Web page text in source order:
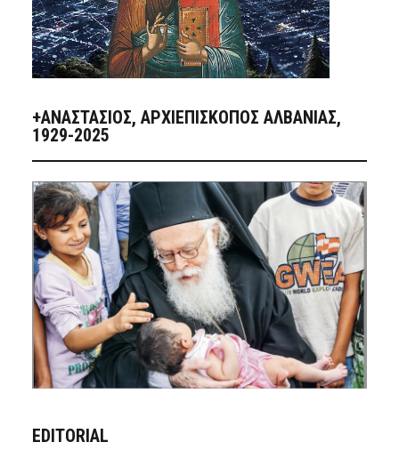
+ΑΝΑΣΤΆΣΙΟΣ, ΑΡΧΙΕΠΊΣΚΟΠΟΣ ΑΛΒΑΝΊΑΣ,
1929-2025
EDITORIAL